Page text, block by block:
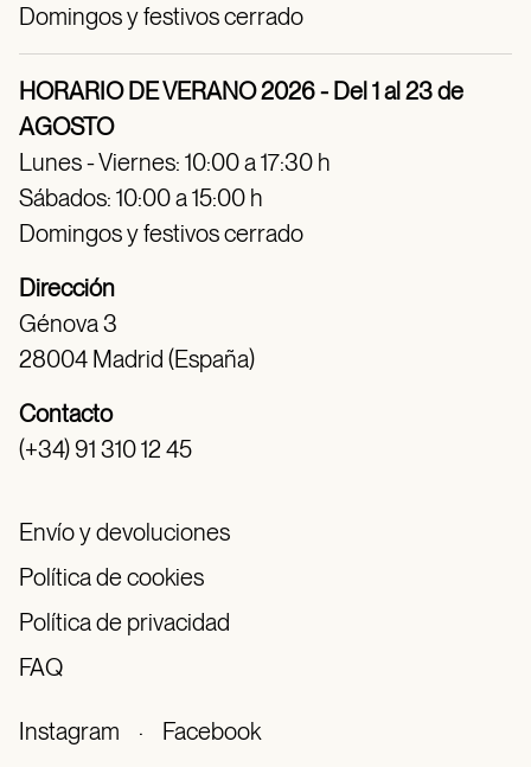
Domingos y festivos cerrado
HORARIO DE VERANO 2026 - Del 1 al 23 de
AGOSTO
Lunes - Viernes: 10:00 a 17:30 h
Sábados: 10:00 a 15:00 h
Domingos y festivos cerrado
Dirección
Génova 3
28004 Madrid (España)
Contacto
(+34) 91 310 12 45
Envío y devoluciones
Política de cookies
Política de privacidad
FAQ
Instagram · Facebook